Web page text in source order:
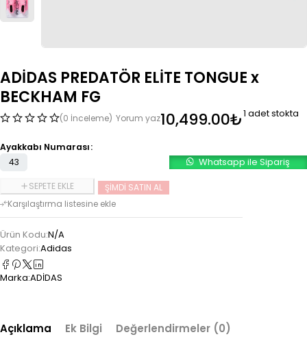
ADİDAS PREDATÖR ELİTE TONGUE x
BECKHAM FG
(0 İnceleme) Yorum yaz10,499.00₺1 adet stokta
Ayakkabı Numarası
43
SEPETE EKLE ŞIMDI SATIN AL
Whatsapp ile Sipariş
Ürün Kodu:N/A
Kategori:Adidas
Marka:ADİDAS
Açıklama Ek Bilgi Değerlendirmeler (0)